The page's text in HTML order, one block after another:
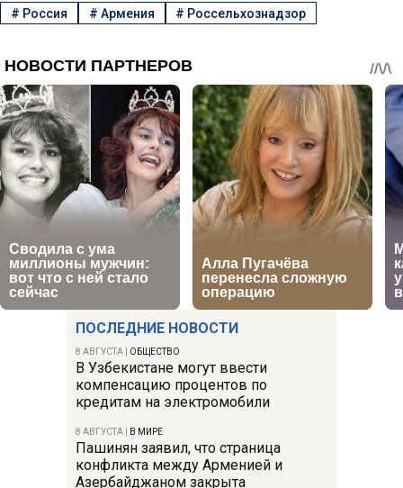
ПОСЛЕДНИЕ НОВОСТИ
8 АВГУСТА ОБЩЕСТВО
В Узбекистане могут ввести
компенсацию процентов по
кредитам на электромобили
8 АВГУСТА В МИРЕ
Пашинян заявил, что страница
конфликта между Арменией и
Азербайджаном закрыта
# Россия # Армения # Россельхознадзор